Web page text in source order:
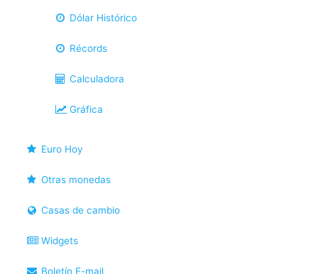
Dólar Histórico
Récords
Calculadora
Gráfica
Euro Hoy
Otras monedas
Casas de cambio
Widgets
Boletín E-mail